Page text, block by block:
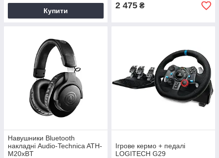
Купити
2 475 ₴
Навушники Bluetooth
накладні Audio-Technica ATH-
M20xBT
Ігрове кермо + педалі
LOGITECH G29